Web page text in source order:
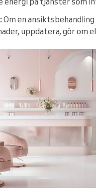
Om en
uppdatera, gör om